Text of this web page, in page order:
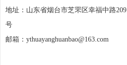
地址：山东省烟台市芝罘区幸福中路209
号
邮箱：ythuayanghuanbao@163.com